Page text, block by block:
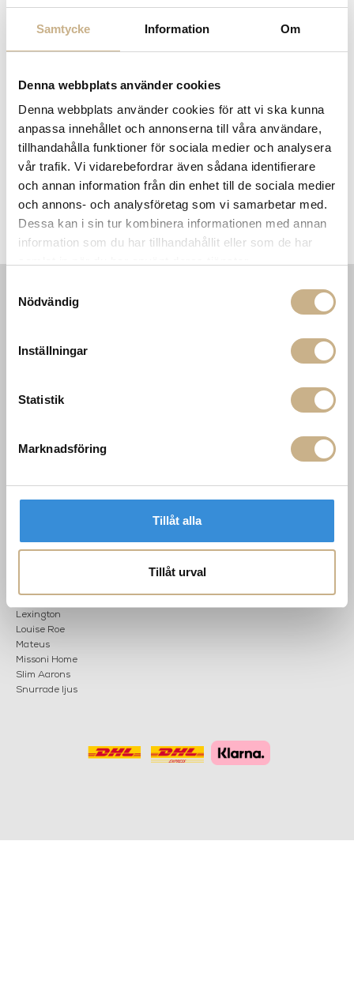
Samtycke Information Om
Denna webbplats använder cookies
Denna webbplats använder cookies för att vi ska kunna
anpassa innehållet och annonserna till våra användare,
tillhandahålla funktioner för sociala medier och analysera
vår trafik. Vi vidarebefordrar även sådana identifierare
och annan information från din enhet till de sociala medier
och annons- och analysföretag som vi samarbetar med.
Dessa kan i sin tur kombinera informationen med annan
information som du har tillhandahållit eller som de har
Nödvändig
Inställningar
Statistik
Marknadsföring
Tillåt alla
Tillåt urval
MER FRÅN ASTEP
Astep - Vägglampa
Cinquanta Twin
Vägglampa - Le Sfere 2
Köpvillkor
Hållbarhet
Nyheter
Lexington
Louise Roe
Mateus
Missoni Home
Slim Aarons
Snurrade ljus
NYHETSBREV